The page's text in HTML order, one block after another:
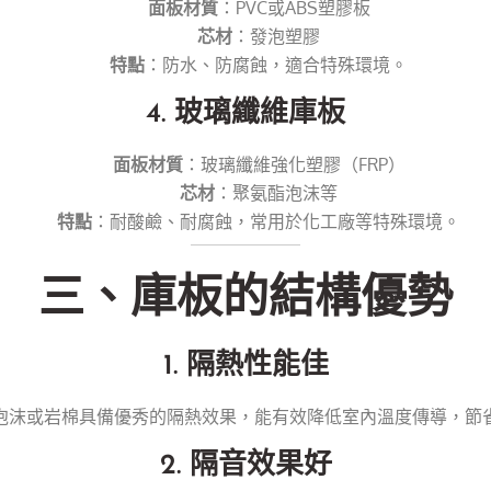
面板材質：PVC或ABS塑膠板
芯材 ：發泡塑膠
特點 ：防水、防腐蝕，適合特殊環境。
4. 玻璃纖維庫板
面板材質：玻璃纖維強化塑膠（FRP）
芯材 ：聚氨酯泡沫等
特點 ：耐酸鹼、耐腐蝕，常用於化工廠等特殊環境。
三、庫板的結構優勢
1. 隔熱性能佳
沫或岩棉具備優秀的隔熱效果，能有效降低室內溫度傳導，節
2. 隔音效果好